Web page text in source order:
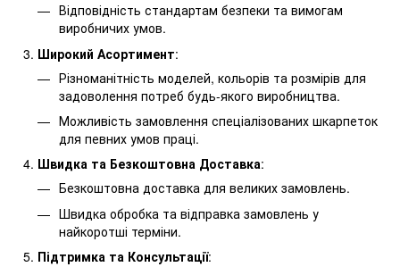
Відповідність стандартам безпеки та вимогам
виробничих умов.
Широкий Асортимент:
Різноманітність моделей, кольорів та розмірів для
задоволення потреб будь-якого виробництва.
Можливість замовлення спеціалізованих шкарпеток
для певних умов праці.
Швидка та Безкоштовна Доставка:
Безкоштовна доставка для великих замовлень.
Швидка обробка та відправка замовлень у
найкоротші терміни.
Підтримка та Консультації: